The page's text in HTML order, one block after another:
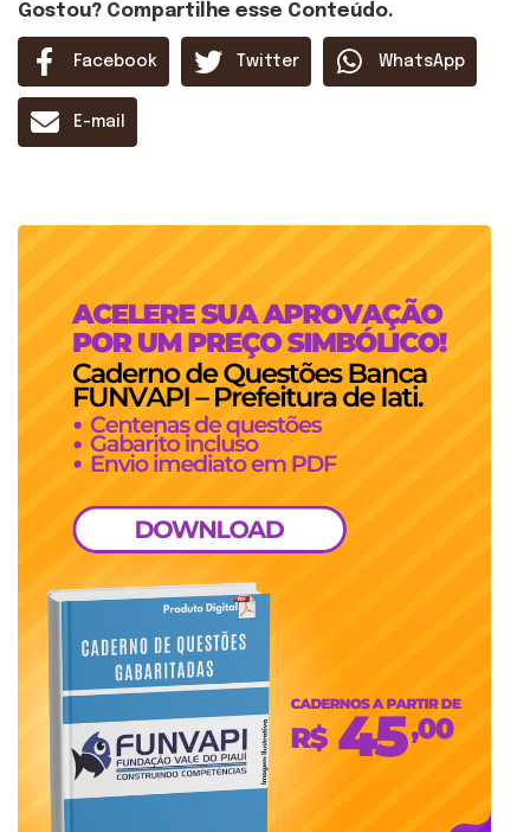
Gostou? Compartilhe esse Conteúdo.
Facebook Twitter WhatsApp
E-mail